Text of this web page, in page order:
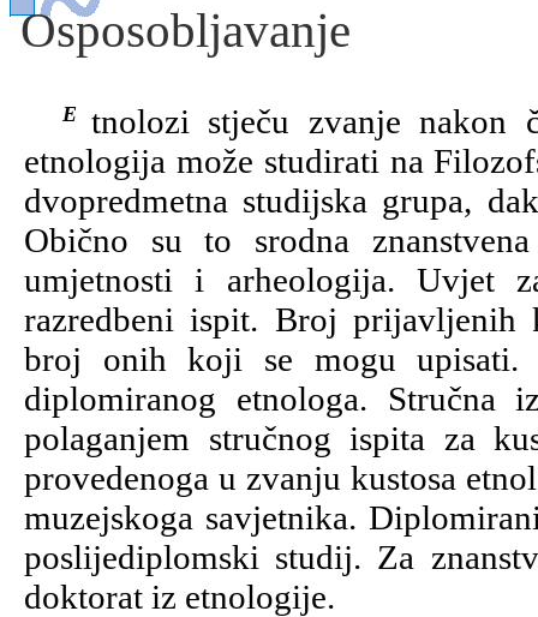
Osposobljavanje
Etnolozi stječu zvanje nakon četverogodišnjega studija. U Hrvatskoj se
etnologija može studirati na
dvopredmetna studijska grupa,
Obično su to srodna
umjetnosti i arheologija. Uvjet
razredbeni ispit. Broj prijavljenih
broj onih koji se mogu upisati.
diplomiranog etnologa. Stručna
polaganjem stručnog ispita za
provedenoga u zvanju kustosa
muzejskoga savjetnika.
poslijediplomski studij. Za
doktorat iz etnologije.